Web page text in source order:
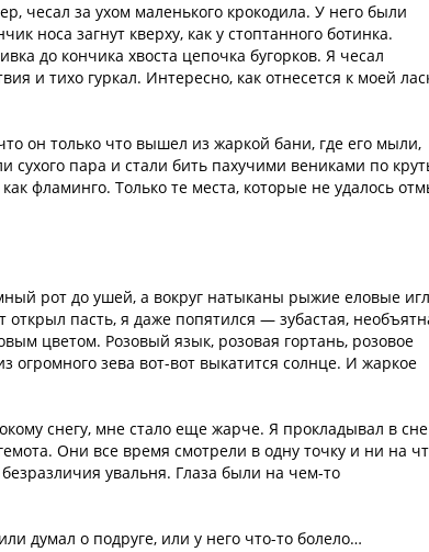
чесал за ухом маленького крокодила. У него были
носа загнут кверху, как у стоптанного ботинка.
до кончика хвоста цепочка бугорков. Я чесал
и тихо гуркал. Интересно, как отнесется к моей
он только что вышел из жаркой бани, где его мыли,
сухого пара и стали бить пахучими вениками по
фламинго. Только те места, которые не удалось
рот до ушей, а вокруг натыканы рыжие еловые
пасть, я даже попятился — зубастая,
цветом. Розовый язык, розовая гортань, розовое
огромного зева вот-вот выкатится солнце. И жаркое
снегу, мне стало еще жарче. Я прокладывал в
Они все время смотрели в одну точку и ни на
увальня. Глаза были на чем-то
думал о подруге, или у него что-то болело…